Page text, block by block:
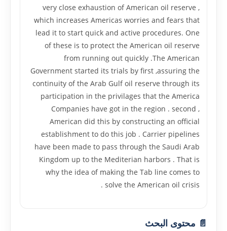
very close exhaustion of American oil reserve ,
which increases Americas worries and fears that
lead it to start quick and active procedures. One
of these is to protect the American oil reserve
from running out quickly .The American
Government started its trials by first ,assuring the
continuity of the Arab Gulf oil reserve through its
participation in the privilages that the America
Companies have got in the region . second ,
American did this by constructing an official
establishment to do this job . Carrier pipelines
have been made to pass through the Saudi Arab
Kingdom up to the Mediterian harbors . That is
why the idea of making the Tab line comes to
solve the American oil crisis .
📄 محتوى البحث